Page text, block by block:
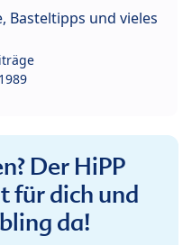
Basteltipps und vieles
Der HiPP
für dich und
da!